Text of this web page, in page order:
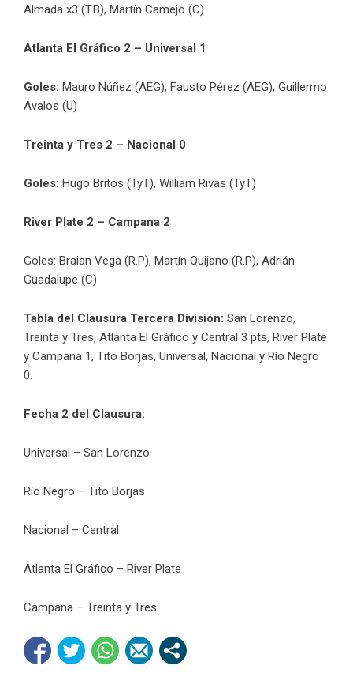
Almada x3 (T.B), Martín Camejo (C)
Atlanta El Gráfico 2 – Universal 1
Goles: Mauro Núñez (AEG), Fausto Pérez (AEG), Guillermo
Avalos (U)
Treinta y Tres 2 – Nacional 0
Goles: Hugo Britos (TyT), William Rivas (TyT)
River Plate 2 – Campana 2
Goles: Braian Vega (R.P), Martín Quijano (R.P), Adrián
Guadalupe (C)
Tabla del Clausura Tercera División: San Lorenzo,
Treinta y Tres, Atlanta El Gráfico y Central 3 pts, River Plate
y Campana 1, Tito Borjas, Universal, Nacional y Río Negro
0.
Fecha 2 del Clausura:
Universal – San Lorenzo
Río Negro – Tito Borjas
Nacional – Central
Atlanta El Gráfico – River Plate
Campana – Treinta y Tres